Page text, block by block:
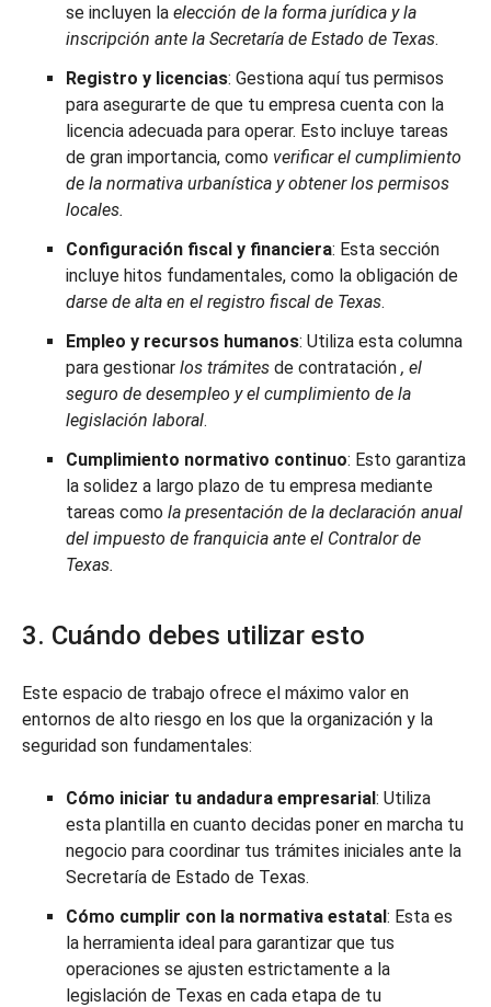
se incluyen la elección de la forma jurídica y la
inscripción ante la Secretaría de Estado de Texas.
Registro y licencias: Gestiona aquí tus permisos
para asegurarte de que tu empresa cuenta con la
licencia adecuada para operar. Esto incluye tareas
de gran importancia, como verificar el cumplimiento
de la normativa urbanística y obtener los permisos
locales.
Configuración fiscal y financiera: Esta sección
incluye hitos fundamentales, como la obligación de
darse de alta en el registro fiscal de Texas.
Empleo y recursos humanos: Utiliza esta columna
para gestionar los trámites de contratación , el
seguro de desempleo y el cumplimiento de la
legislación laboral.
Cumplimiento normativo continuo: Esto garantiza
la solidez a largo plazo de tu empresa mediante
tareas como la presentación de la declaración anual
del impuesto de franquicia ante el Contralor de
Texas.
3. Cuándo debes utilizar esto
Este espacio de trabajo ofrece el máximo valor en
entornos de alto riesgo en los que la organización y la
seguridad son fundamentales:
Cómo iniciar tu andadura empresarial: Utiliza
esta plantilla en cuanto decidas poner en marcha tu
negocio para coordinar tus trámites iniciales ante la
Secretaría de Estado de Texas.
Cómo cumplir con la normativa estatal: Esta es
la herramienta ideal para garantizar que tus
operaciones se ajusten estrictamente a la
legislación de Texas en cada etapa de tu